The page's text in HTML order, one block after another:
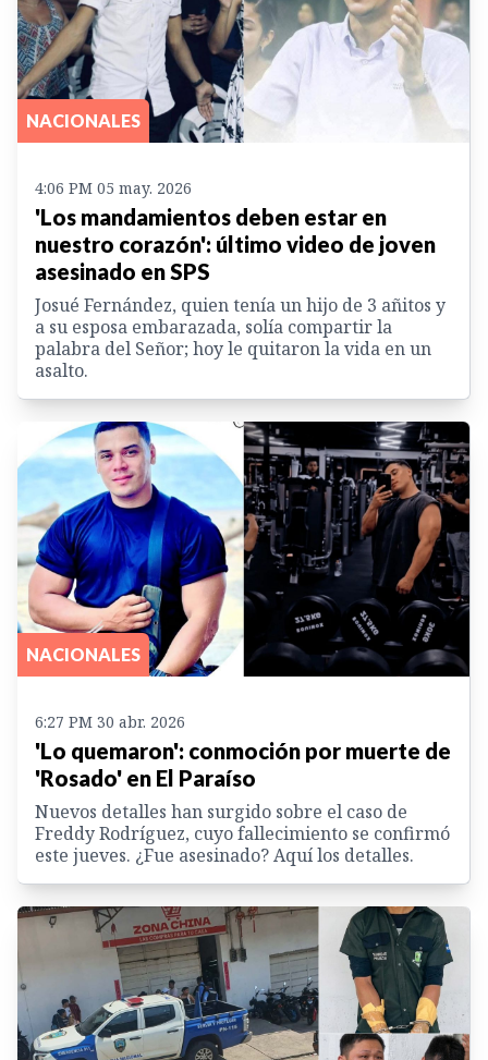
NACIONALES
4:06 PM 05 may. 2026
'Los mandamientos deben estar en
nuestro corazón': último video de joven
asesinado en SPS
Josué Fernández, quien tenía un hijo de 3 añitos y
a su esposa embarazada, solía compartir la
palabra del Señor; hoy le quitaron la vida en un
asalto.
NACIONALES
6:27 PM 30 abr. 2026
'Lo quemaron': conmoción por muerte de
'Rosado' en El Paraíso
Nuevos detalles han surgido sobre el caso de
Freddy Rodríguez, cuyo fallecimiento se confirmó
este jueves. ¿Fue asesinado? Aquí los detalles.